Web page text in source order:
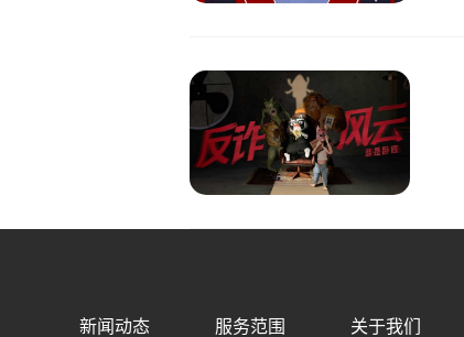
新闻动态 服务范围 关于我们